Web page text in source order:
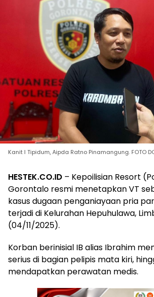
Kanit I Tipidum, Aipda Ratno Pinamangung. FOTO
HESTEK.CO.ID – Kepoilisian Resort
Gorontalo resmi menetapkan VT
kasus dugaan penganiayaan pria
terjadi di Kelurahan Hepuhulawa,
(04/11/2025).
Korban berinisial IB alias Ibrahim
serius di bagian pelipis mata kiri,
mendapatkan perawatan medis.